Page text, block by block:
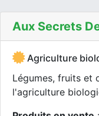
Aux Secrets
Agriculture
Légumes, fruits et
l'agriculture